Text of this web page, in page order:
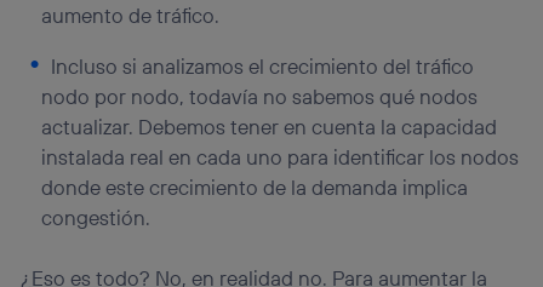
aumento de tráfico.
Incluso si analizamos el crecimiento del tráfico
nodo por nodo, todavía no sabemos qué nodos
actualizar. Debemos tener en cuenta la capacidad
instalada real en cada uno para identificar los nodos
donde este crecimiento de la demanda implica
congestión.
¿Eso es todo? No, en realidad no. Para aumentar la